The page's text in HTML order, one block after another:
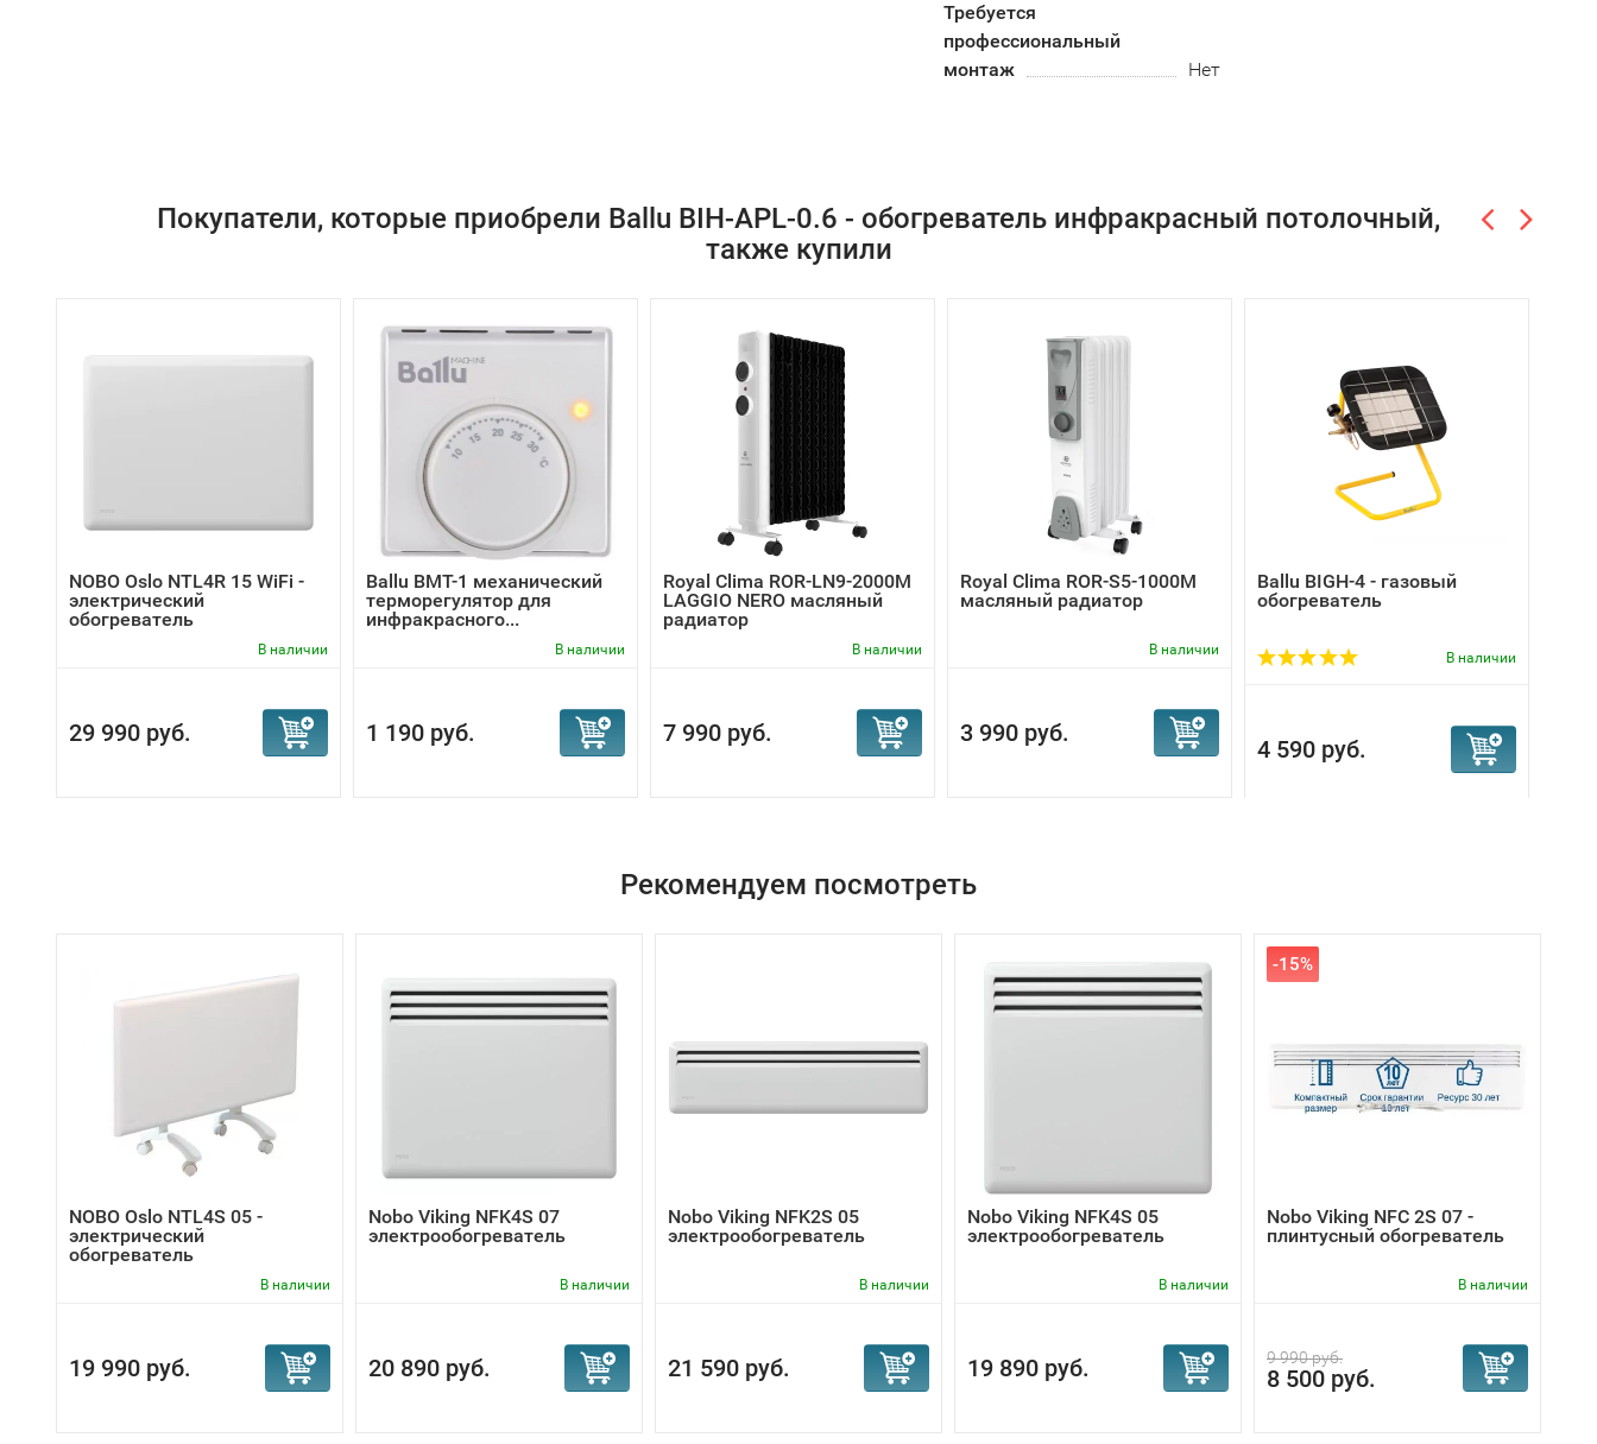
Требуется
профессиональный
монтаж
Нет
Покупатели, которые приобрели Ballu BIH-APL-0.6 - обогреватель инфракрасный потолочный,
также купили
NOBO Oslo NTL4R 15 WiFi -
электрический
обогреватель
В наличии
29 990 руб.
Ballu BMT-1 механический
терморегулятор для
инфракрасного...
В наличии
1 190 руб.
Royal Clima ROR-LN9-2000M
LAGGIO NERO масляный
радиатор
В наличии
7 990 руб.
Royal Clima ROR-S5-1000M
масляный радиатор
В наличии
3 990 руб.
Ballu BIGH-4 - газовый
обогреватель
В наличии
4 590 руб.
Рекомендуем посмотреть
NOBO Oslo NTL4S 05 -
электрический
обогреватель
В наличии
19 990 руб.
Nobo Viking NFK4S 07
электрообогреватель
В наличии
20 890 руб.
Nobo Viking NFK2S 05
электрообогреватель
В наличии
21 590 руб.
Nobo Viking NFK4S 05
электрообогреватель
В наличии
19 890 руб.
-15%
Nobo Viking NFС 2S 07 -
плинтусный обогреватель
В наличии
9 990 руб.
8 500 руб.